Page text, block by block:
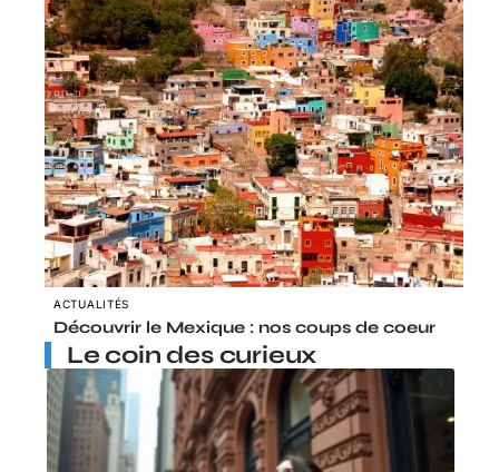
ACTUALITÉS
Découvrir le Mexique : nos coups de coeur
Le coin des curieux